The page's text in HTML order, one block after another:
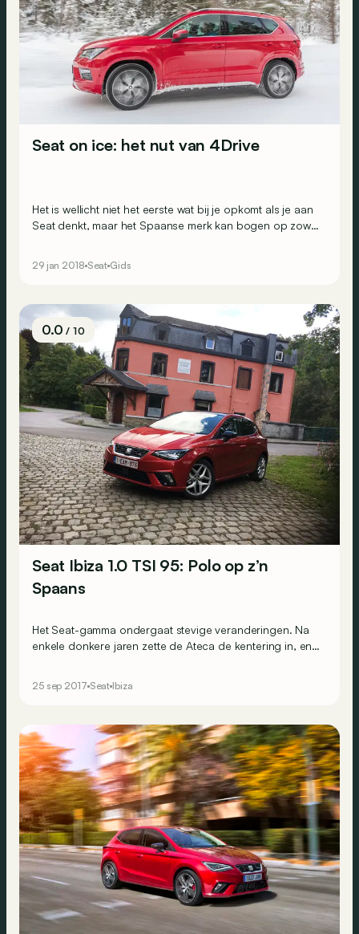
Seat on ice: het nut van 4Drive
Het is wellicht niet het eerste wat bij je opkomt als je aan
Seat denkt, maar het Spaanse merk kan bogen op zowat
29 jan 2018 Seat Gids
0.0/ 10
Seat Ibiza 1.0 TSI 95: Polo op z’n
Spaans
Het Seat-gamma ondergaat stevige veranderingen. Na
enkele donkere jaren zette de Ateca de kentering in, en
25 sep 2017 Seat Ibiza